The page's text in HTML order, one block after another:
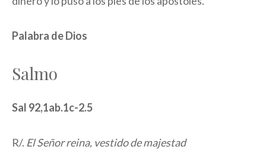
Palabra de Dios
Salmo
Sal 92,1ab.1c-2.5
R/. El Señor reina, vestido de majestad